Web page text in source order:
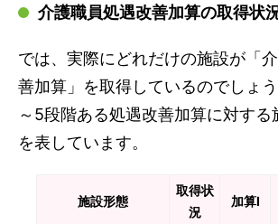
介護職員処遇改善加算の取得状
では、実際にどれだけの施設が「
善加算」を取得しているのでしょ
～5段階ある処遇改善加算に対する
を表しています。
施設形態
取得状
況
加算Ⅰ